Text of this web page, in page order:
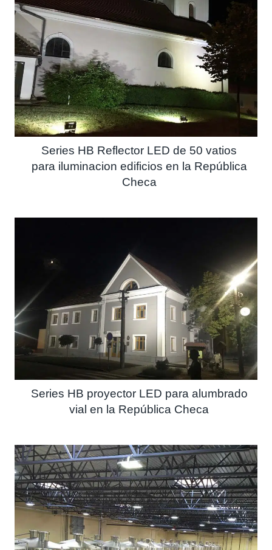
Series HB Reflector LED de 50 vatios
para iluminacion edificios en la República
Checa
Series HB proyector LED para alumbrado
vial en la República Checa